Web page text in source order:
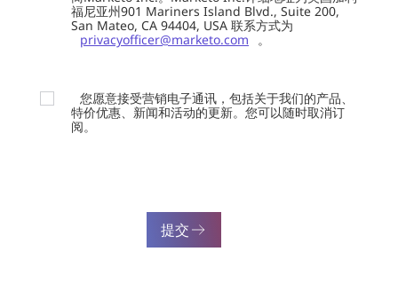
福尼亚州901 Mariners Island Blvd., Suite 200,
San Mateo, CA 94404, USA 联系方式为
privacyofficer@marketo.com
。
您愿意接受营销电子通讯，包括关于我们的产品、
特价优惠、新闻和活动的更新。您可以随时取消订
阅。
提交